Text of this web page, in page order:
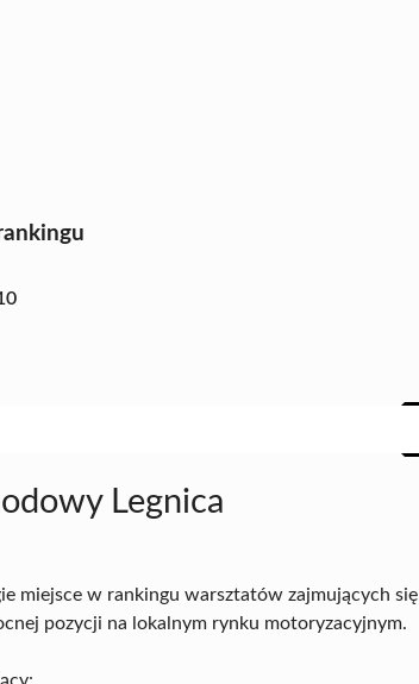
Legnica
miejsce w rankingu warsztatów zajmujących się
pozycji na lokalnym rynku motoryzacyjnym.